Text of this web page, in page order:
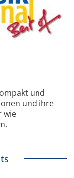
und
und ihre
wie